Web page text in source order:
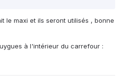
le maxi et ils seront utilisés , bonne
à l'intérieur du carrefour :